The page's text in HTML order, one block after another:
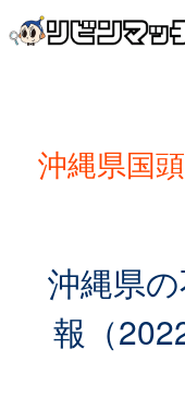
沖縄県国
沖縄県
報（